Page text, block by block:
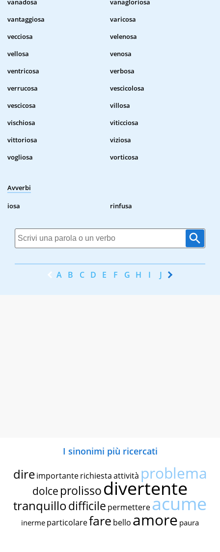
vanadosa
vanagloriosa
vantaggiosa
varicosa
vecciosa
velenosa
vellosa
venosa
ventricosa
verbosa
verrucosa
vescicolosa
vescicosa
villosa
vischiosa
viticciosa
vittoriosa
viziosa
vogliosa
vorticosa
Avverbi
iosa rinfusa
A B C D E F G H I J K
I sinonimi più ricercati
dire importante richiestaattività problema
dolce prolissodivertente
tranquillodifficile permettereacume
inerme particolarefare bello amore paura